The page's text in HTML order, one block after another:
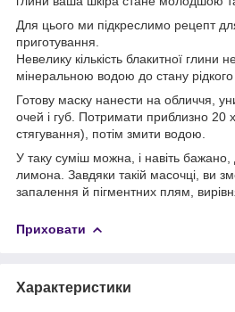
Для цього ми підкреслимо рецепт
приготування.
Невелику кількість блакитної глини
мінеральною водою до стану
Готову маску нанести на обличчя,
очей і губ. Потримати приблизно 20
стягування), потім змити водою.
У таку суміш можна, і навіть бажано,
лимона. Завдяки такій масочці, ви
запалення й пігментних плям,
Приховати
Характеристики